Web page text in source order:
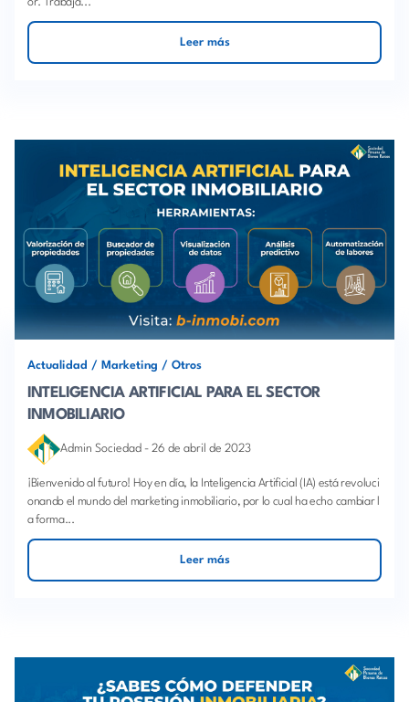
or. Trabaja...
Leer más
Actualidad / Marketing / Otros
INTELIGENCIA ARTIFICIAL PARA EL SECTOR
INMOBILIARIO
Admin Sociedad - 26 de abril de 2023
¡Bienvenido al futuro! Hoy en día, la Inteligencia Artificial (IA) está revoluci
onando el mundo del marketing inmobiliario, por lo cual ha echo cambiar l
a forma...
Leer más